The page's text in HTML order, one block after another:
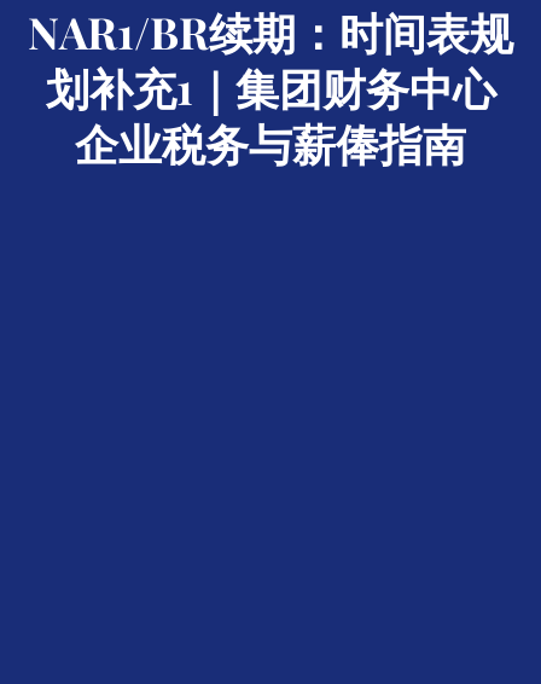
NAR1/BR续期：时间表规
划补充1｜集团财务中心
企业税务与薪俸指南